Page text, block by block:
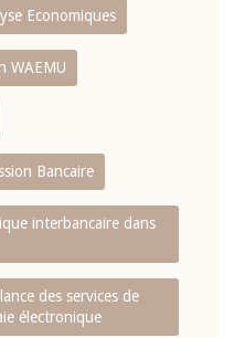
Economiques
WAEMU
Bancaire
interbancaire dans
des services de
électronique